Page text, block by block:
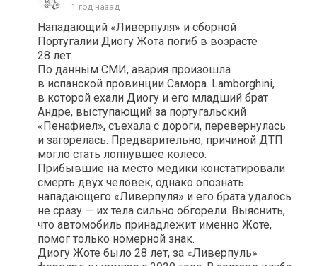
1 год назад
Нападающий «Ливерпуля» и сборной
Португалии Диогу Жота погиб в возрасте
28 лет.
По данным СМИ, авария произошла
в испанской провинции Самора. Lamborghini,
в которой ехали Диогу и его младший брат
Андре, выступающий за португальский
«Пенафиел», съехала с дороги, перевернулась
и загорелась. Предварительно, причиной ДТП
могло стать лопнувшее колесо.
Прибывшие на место медики констатировали
смерть двух человек, однако опознать
нападающего «Ливерпуля» и его брата удалось
не сразу — их тела сильно обгорели. Выяснить,
что автомобиль принадлежит именно Жоте,
помог только номерной знак.
Диогу Жоте было 28 лет, за «Ливерпуль»